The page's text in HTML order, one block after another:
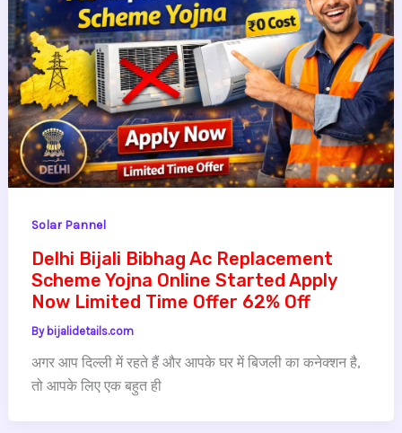
Solar Pannel
Delhi Bijali Bibhag Ac Replacement
Scheme Yojna Online Started Apply
Now Limited Time Offer 62% Off
By bijalidetails.com
अगर आप दिल्ली में रहते हैं और आपके घर में बिजली का कनेक्शन है,
तो आपके लिए एक बहुत ही